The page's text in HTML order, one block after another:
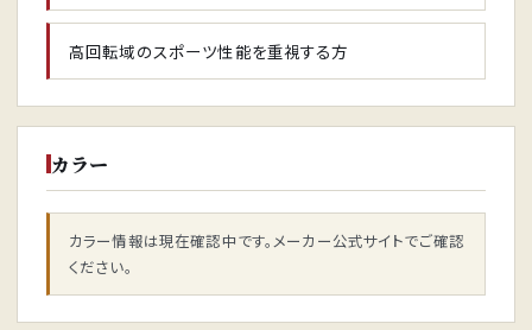
高回転域のスポーツ性能を重視する方
カラー
カラー情報は現在確認中です。メーカー公式サイトでご確認
ください。